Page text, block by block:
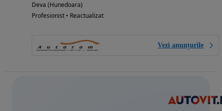
Deva (Hunedoara)
Profesionist • Reactualizat
Vezi anunțurile